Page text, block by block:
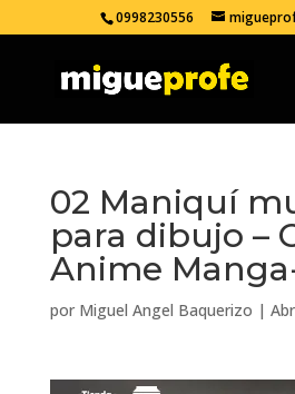
0998230556
02 Maniquí
para dibujo –
Anime
por Miguel Angel Baquerizo |